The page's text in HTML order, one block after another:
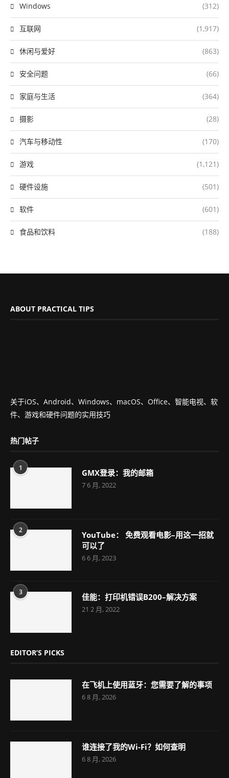
Windows (312)
互联网 (1,917)
休闲与爱好 (863)
安全问题 (66)
家庭与生活 (364)
摄影 (28)
汽车与移动性 (170)
游戏 (1,121)
硬件设施 (501)
软件 (601)
食品和饮料 (188)
ABOUT PRACTICAL TIPS
关于iOS、Android、Windows、macOS、Office、智能电视、软
件、游戏和硬件问题的实用技巧
热门帖子
1 GMX登录：我的邮箱
7 6 月, 2022
2
YouTube： 免费观看电影–用这一招就
可以了
6 6 月, 2023
3 佳能：打印机错误B200–解决方案
21 2 月, 2022
EDITOR’S PICKS
在飞机上使用蓝牙：您需要了解的事项
6 8 月, 2026
谁连接了我的Wi-Fi？如何查明
6 8 月, 2026